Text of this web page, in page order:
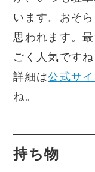
います。おそ
思われます。
ごく人気ですね
詳細は公式サイ
ね。
持ち物